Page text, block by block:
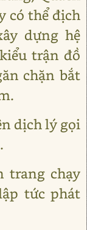
có thể địch
dựng hệ
trận đồ
chặn bắt
dịch lý gọi
trang chạy
tức phát